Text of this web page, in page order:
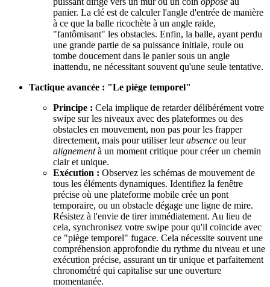
panier. La clé est de calculer l'angle d'entrée de manière
à ce que la balle ricochète à un angle raide,
"fantômisant" les obstacles. Enfin, la balle, ayant perdu
une grande partie de sa puissance initiale, roule ou
tombe doucement dans le panier sous un angle
inattendu, ne nécessitant souvent qu'une seule tentative.
Tactique avancée : "Le piège temporel"
Principe : Cela implique de retarder délibérément votre
swipe sur les niveaux avec des plateformes ou des
obstacles en mouvement, non pas pour les frapper
directement, mais pour utiliser leurabsence ou leur
alignementà un moment critique pour créer un chemin
clair et unique.
Exécution : Observez les schémas de mouvement de
tous les éléments dynamiques. Identifiez la fenêtre
précise où une plateforme mobile crée un pont
temporaire, ou un obstacle dégage une ligne de mire.
Résistez à l'envie de tirer immédiatement. Au lieu de
cela, synchronisez votre swipe pour qu'il coïncide avec
ce "piège temporel" fugace. Cela nécessite souvent une
compréhension approfondie du rythme du niveau et une
exécution précise, assurant un tir unique et parfaitement
chronométré qui capitalise sur une ouverture
momentanée.